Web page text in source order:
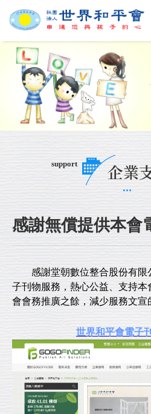
support
企業
感謝無償提供本會
感謝堂朝數位整合股份有限
子刊物服務，熱心公益、支持
會會務推廣之餘，減少服務文宣
世界和平會電子